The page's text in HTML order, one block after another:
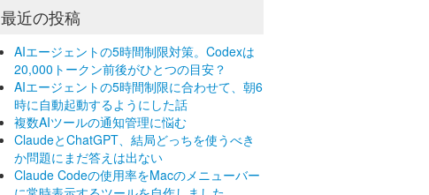
最近の投稿
AIエージェントの5時間制限対策。Codexは
20,000トークン前後がひとつの目安？
AIエージェントの5時間制限に合わせて、朝6
時に自動起動するようにした話
複数AIツールの通知管理に悩む
ClaudeとChatGPT、結局どっちを使うべき
か問題にまだ答えは出ない
Claude Codeの使用率をMacのメニューバー